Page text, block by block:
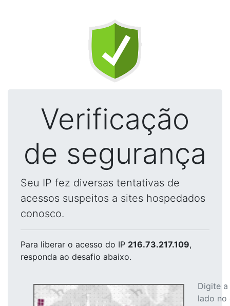
Verificação
de segurança
Seu IP fez diversas tentativas de
acessos suspeitos a sites hospedados
conosco.
Para liberar o acesso do IP 216.73.217.109,
responda ao desafio abaixo.
Digite
lado no